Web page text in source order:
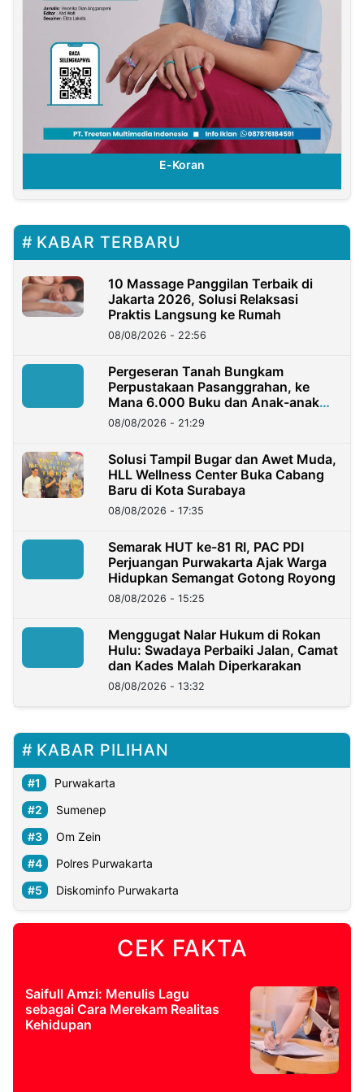
E-Koran
KABAR TERBARU
10 Massage Panggilan Terbaik di
Jakarta 2026, Solusi Relaksasi
Praktis Langsung ke Rumah
08/08/2026 - 22:56
Pergeseran Tanah Bungkam
Perpustakaan Pasanggrahan, ke
Mana 6.000 Buku dan Anak-anak
Kini?
08/08/2026 - 21:29
Solusi Tampil Bugar dan Awet Muda,
HLL Wellness Center Buka Cabang
Baru di Kota Surabaya
08/08/2026 - 17:35
Semarak HUT ke-81 RI, PAC PDI
Perjuangan Purwakarta Ajak Warga
Hidupkan Semangat Gotong Royong
08/08/2026 - 15:25
Menggugat Nalar Hukum di Rokan
Hulu: Swadaya Perbaiki Jalan, Camat
dan Kades Malah Diperkarakan
08/08/2026 - 13:32
KABAR PILIHAN
Purwakarta
Sumenep
Om Zein
Polres Purwakarta
Diskominfo Purwakarta
CEK FAKTA
Saifull Amzi: Menulis Lagu
sebagai Cara Merekam Realitas
Kehidupan